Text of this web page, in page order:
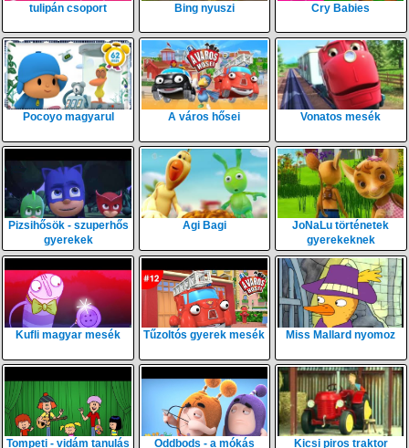
tulipán csoport Bing nyuszi Cry Babies
Pocoyo magyarul A város hősei Vonatos mesék
Pizsihősök - szuperhős
gyerekek
Agi Bagi
JoNaLu történetek
gyerekeknek
Kufli magyar mesék Tűzoltós gyerek mesék Miss Mallard nyomoz
Tompeti - vidám tanulás Oddbods - a mókás Kicsi piros traktor